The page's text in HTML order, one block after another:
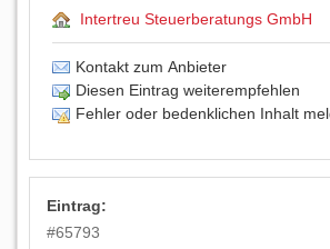
Intertreu Steuerberatungs GmbH
Kontakt zum Anbieter
Diesen Eintrag weiterempfehlen
Fehler oder bedenklichen Inhalt
Eintrag:
#65793